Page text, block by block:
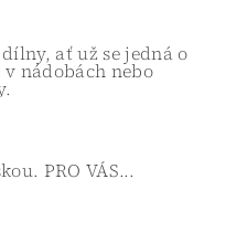
ať už se jedná o
v nádobách nebo
PRO VÁS...